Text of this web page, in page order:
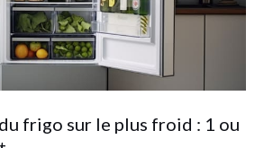
frigo sur le plus froid : 1 ou